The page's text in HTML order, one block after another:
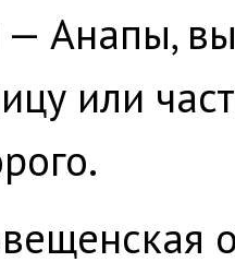
— Анапы,
или